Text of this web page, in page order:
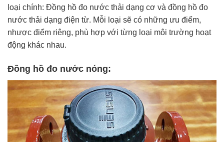
loại chính: Đồng hồ đo nước thải dạng cơ và đồng hồ đo
nước thải dạng điện từ. Mỗi loại sẽ có những ưu điểm,
nhược điểm riêng, phù hợp với từng loại môi trường hoạt
động khác nhau.
Đồng hồ đo nước nóng: